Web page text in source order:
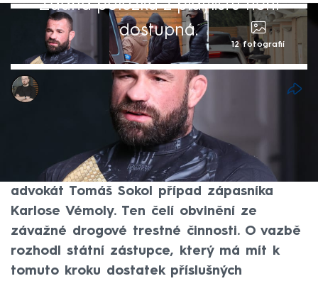
dostupná.
12 fotografií
Marek Pausz
29. pro 2025, 15:22
Pokud panuje důvodné podezření ze
spáchání trestného činu, svědčí to pro
důvodnost uvalení vazby, okomentoval
advokát Tomáš Sokol případ zápasníka
Karlose Vémoly. Ten čelí obvinění ze
závažné drogové trestné činnosti. O vazbě
rozhodl státní zástupce, který má mít k
tomuto kroku dostatek příslušných